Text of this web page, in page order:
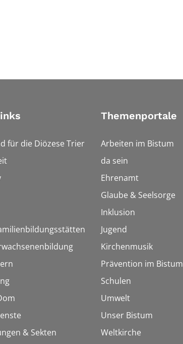
für die Diözese Trier
& Sekten
Themenportale
Arbeiten im Bistum
da sein
Ehrenamt
Glaube & Seelsorge
Inklusion
Jugend
Kirchenmusik
Prävention im Bistum
Schulen
Umwelt
Unser Bistum
Weltkirche